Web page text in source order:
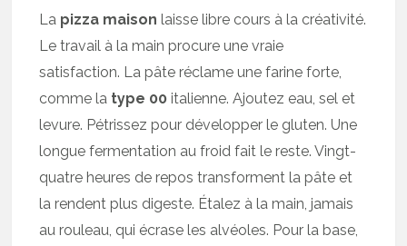
La pizza maison laisse libre cours à la créativité.
Le travail à la main procure une vraie
satisfaction. La pâte réclame une farine forte,
comme la type 00 italienne. Ajoutez eau, sel et
levure. Pétrissez pour développer le gluten. Une
longue fermentation au froid fait le reste. Vingt-
quatre heures de repos transforment la pâte et
la rendent plus digeste. Étalez à la main, jamais
au rouleau, qui écrase les alvéoles. Pour la base,